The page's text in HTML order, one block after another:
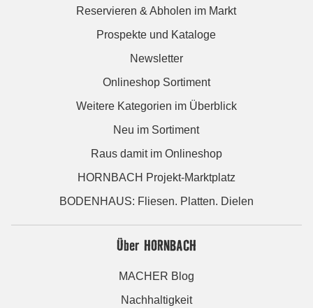
Reservieren & Abholen im Markt
Prospekte und Kataloge
Newsletter
Onlineshop Sortiment
Weitere Kategorien im Überblick
Neu im Sortiment
Raus damit im Onlineshop
HORNBACH Projekt-Marktplatz
BODENHAUS: Fliesen. Platten. Dielen
Über HORNBACH
MACHER Blog
Nachhaltigkeit